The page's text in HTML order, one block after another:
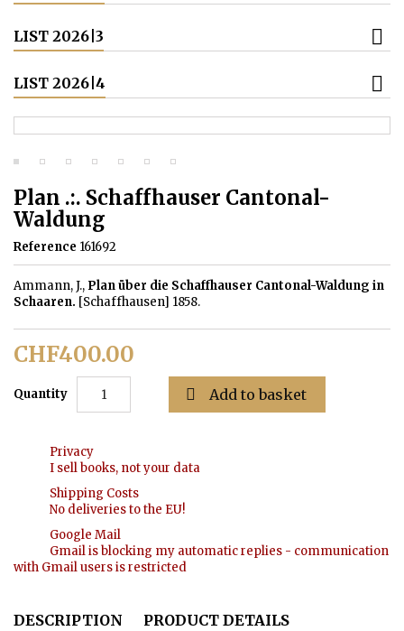
LIST 2026|3
LIST 2026|4
Plan .:. Schaffhauser Cantonal-
Waldung
Reference 161692
Ammann, J., Plan über die Schaffhauser Cantonal-Waldung in
Schaaren. [Schaffhausen] 1858.
CHF400.00
Quantity  Add to basket
Privacy
I sell books, not your data
Shipping Costs
No deliveries to the EU!
Google Mail
Gmail is blocking my automatic replies - communication
with Gmail users is restricted
DESCRIPTION PRODUCT DETAILS